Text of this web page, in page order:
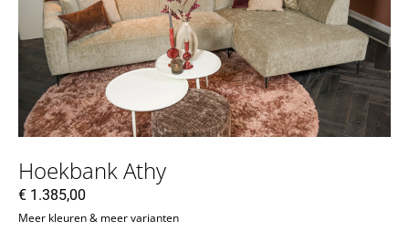
Hoekbank Athy
€ 1.385,00
Meer kleuren & meer varianten